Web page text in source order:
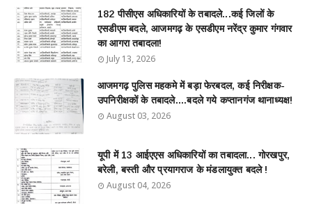
182 पीसीएस अधिकारियों के तबादले...कई जिलों के
एसडीएम बदले, आजमगढ़ के एसडीएम नरेंद्र कुमार गंगवार
का आगरा तबादला!
July 13, 2026
आजमगढ़ पुलिस महकमे में बड़ा फेरबदल, कई निरीक्षक-
उपनिरीक्षकों के तबादले....बदले गये कप्तानगंज थानाध्यक्ष!
August 03, 2026
यूपी में 13 आईएएस अधिकारियों का तबादला... गोरखपुर,
बरेली, बस्ती और प्रयागराज के मंडलायुक्त बदले !
August 04, 2026